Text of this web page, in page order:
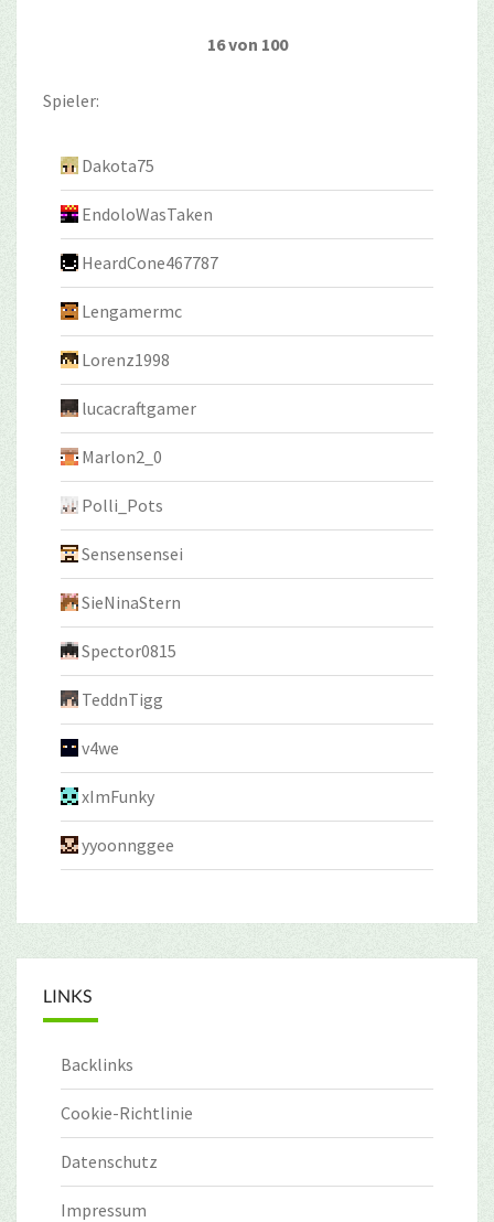
16 von 100
Spieler:
Dakota75
EndoloWasTaken
HeardCone467787
Lengamermc
Lorenz1998
lucacraftgamer
Marlon2_0
Polli_Pots
Sensensensei
SieNinaStern
Spector0815
TeddnTigg
v4we
xImFunky
yyoonnggee
LINKS
Backlinks
Cookie-Richtlinie
Datenschutz
Impressum